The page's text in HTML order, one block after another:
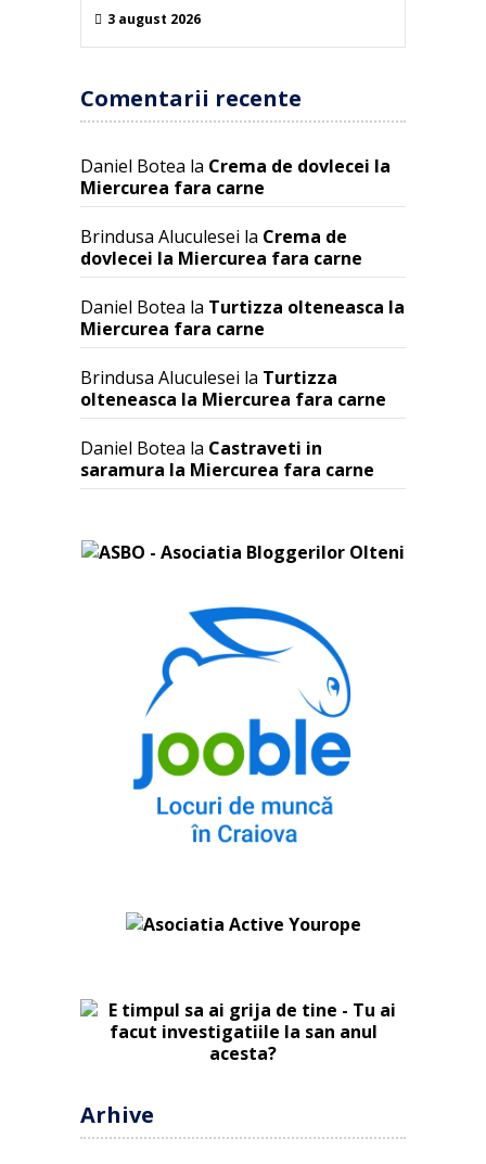
3 august 2026
Comentarii recente
Daniel Botea la Crema de dovlecei la
Miercurea fara carne
Brindusa Aluculesei la Crema de
dovlecei la Miercurea fara carne
Daniel Botea la Turtizza olteneasca la
Miercurea fara carne
Brindusa Aluculesei la Turtizza
olteneasca la Miercurea fara carne
Daniel Botea la Castraveti in
saramura la Miercurea fara carne
Arhive